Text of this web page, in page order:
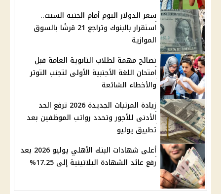
سعر الدولار اليوم أمام الجنيه السبت..
استقرار بالبنوك وتراجع 21 قرشًا بالسوق
الموازية
نصائح مهمة لطلاب الثانوية العامة قبل
امتحان اللغة الأجنبية الأولى لتجنب التوتر
والأخطاء الشائعة
زيادة المرتبات الجديدة 2026 ترفع الحد
الأدنى للأجور وتحدد رواتب الموظفين بعد
تطبيق يوليو
أعلى شهادات البنك الأهلي يوليو 2026 بعد
رفع عائد الشهادة البلاتينية إلى 17.25%